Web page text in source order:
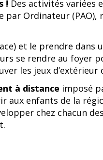
! Des activités variées
par Ordinateur (PAO),
et le prendre dans
se rendre au foyer
les jeux d’extérieur
à distance imposé
aux enfants de la
chez chacun